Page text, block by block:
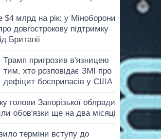
млрд на рік: у Міноборони
довгострокову підтримку
Британії
Трамп пригрозив в'язницею
тим, хто розповідає ЗМІ про
дефіцит боєприпасів у США
голови Запорізької облради
обов'язки ще на два місяці
терміни вступу до